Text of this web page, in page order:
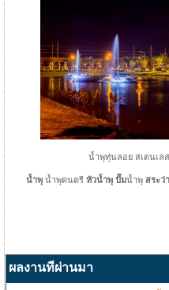
น้ำพุทุ่นลอย สเตนเล
น้ำพุน้ำพุดนตรี หัวน้ำพุ ปั๊มน้ำพุ สระว่
ผลงานทีผ่านมา